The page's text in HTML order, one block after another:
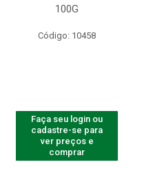
100G
Código: 10458
Faça seu login ou
cadastre-se para
ver preços e
comprar